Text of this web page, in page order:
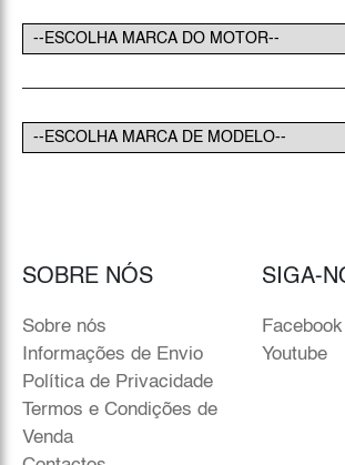
SOBRE NÓS
Sobre nós
Informações de Envio
Política de Privacidade
Termos e Condições de
Venda
SIGA-
Facebook
Youtube